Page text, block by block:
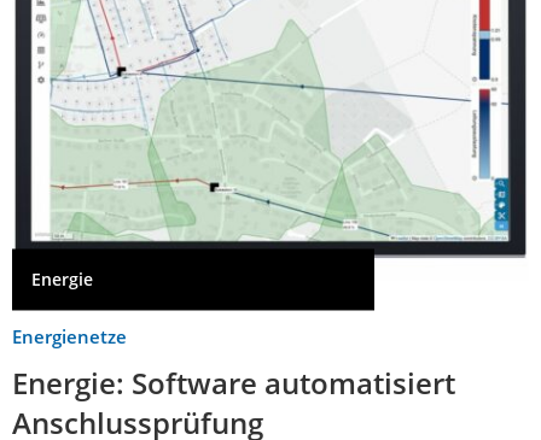
Energie
Energienetze
Energie: Software automatisiert
Anschlussprüfung